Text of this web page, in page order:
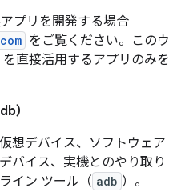
プリを開発する場合
をご覧ください。このウ
直接活用するアプリのみを
）
想デバイス、ソフトウェア
バイス、実機とのやり取り
イン ツール（ adb ）。